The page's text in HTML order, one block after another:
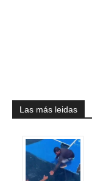
Las más leidas